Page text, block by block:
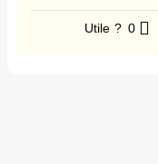
Utile ? 0